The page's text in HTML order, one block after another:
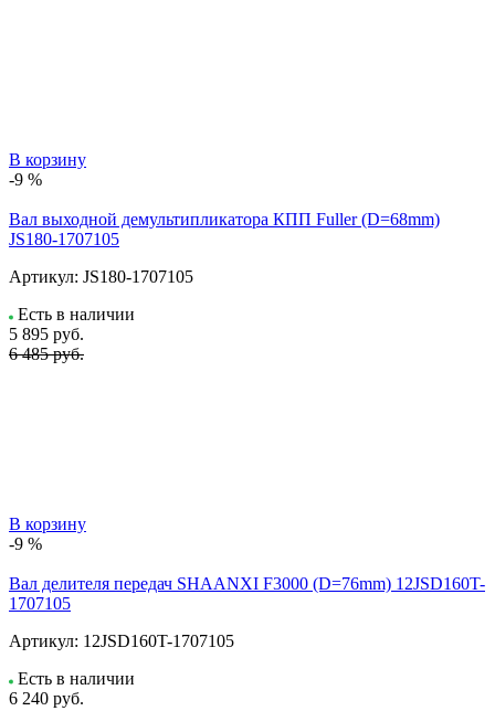
В корзину
-9 %
Вал выходной демультипликатора КПП Fuller (D=68mm)
JS180-1707105
Артикул: JS180-1707105
Есть в наличии
5 895 руб.
6 485 руб.
В корзину
-9 %
Вал делителя передач SHAANXI F3000 (D=76mm) 12JSD160T-
1707105
Артикул: 12JSD160T-1707105
Есть в наличии
6 240 руб.